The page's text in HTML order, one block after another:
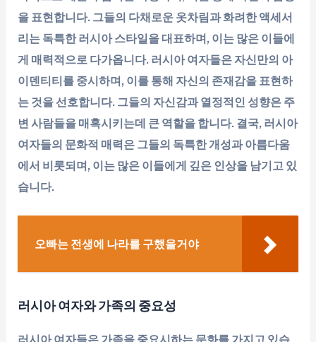
을 표현합니다. 그들의 다채로운 옷차림과 화려한 액세서
리는 독특한 러시아 스타일을 대표하며, 이는 많은 이들에
게 매력적으로 다가옵니다. 러시아 여자들은 자신만의 아
이덴티티를 중시하며, 이를 통해 자신의 존재감을 표현하
는 것을 선호합니다. 그들의 자신감과 열정적인 성향은 주
변 사람들을 매혹시키는데 큰 역할을 합니다. 결국, 러시아
여자들의 문화적 매력은 그들의 독특한 개성과 아름다움
에서 비롯되며, 이는 많은 이들에게 깊은 인상을 남기고 있
습니다.
오빠는 전생에 나라를 구했을거야
러시아 여자와 가족의 중요성